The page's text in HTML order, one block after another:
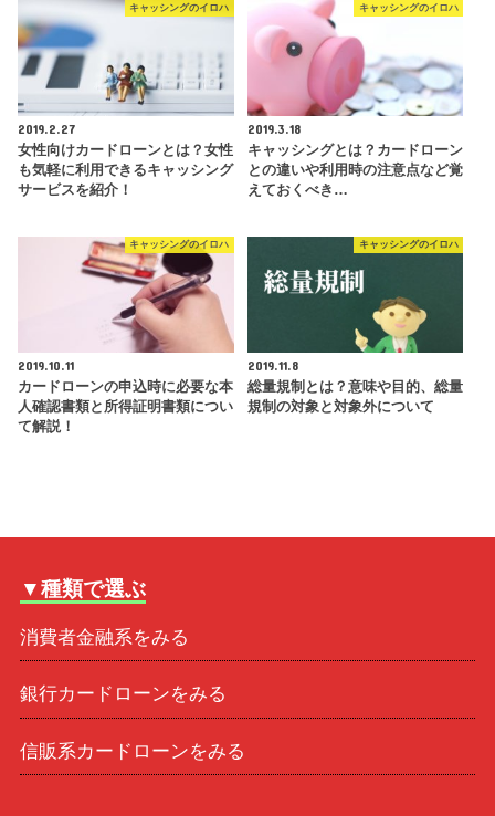
キャッシングのイロハ
2019.2.27
女性向けカードローンとは？女性
も気軽に利用できるキャッシング
サービスを紹介！
キャッシングのイロハ
2019.3.18
キャッシングとは？カードローン
との違いや利用時の注意点など覚
えておくべき…
キャッシングのイロハ
2019.10.11
カードローンの申込時に必要な本
人確認書類と所得証明書類につい
て解説！
キャッシングのイロハ
2019.11.8
総量規制とは？意味や目的、総量
規制の対象と対象外について
▼種類で選ぶ
消費者金融系をみる
銀行カードローンをみる
信販系カードローンをみる